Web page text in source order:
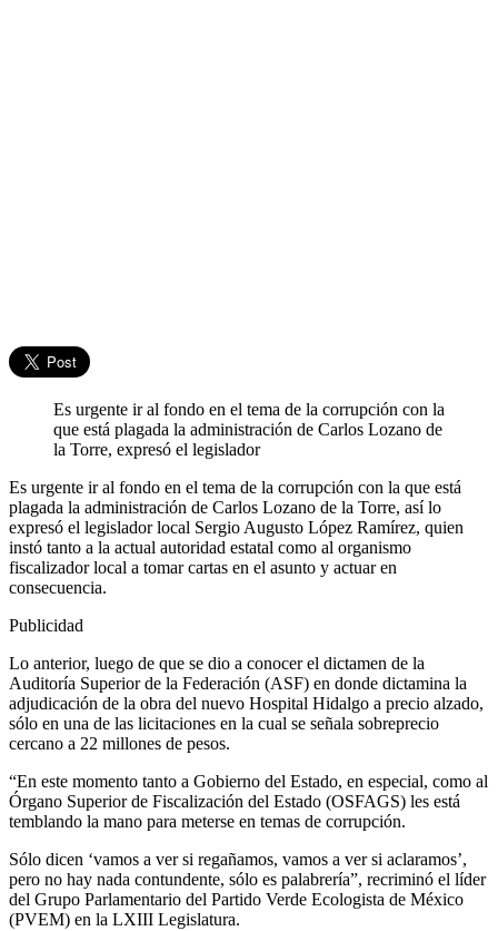
Es urgente ir al fondo en el tema de la corrupción con la
que está plagada la administración de Carlos Lozano de
la Torre, expresó el legislador
Es urgente ir al fondo en el tema de la corrupción con la que está
plagada la administración de Carlos Lozano de la Torre, así lo
expresó el legislador local Sergio Augusto López Ramírez, quien
instó tanto a la actual autoridad estatal como al organismo
fiscalizador local a tomar cartas en el asunto y actuar en
consecuencia.
Publicidad
Lo anterior, luego de que se dio a conocer el dictamen de la
Auditoría Superior de la Federación (ASF) en donde dictamina la
adjudicación de la obra del nuevo Hospital Hidalgo a precio alzado,
sólo en una de las licitaciones en la cual se señala sobreprecio
cercano a 22 millones de pesos.
“En este momento tanto a Gobierno del Estado, en especial, como al
Órgano Superior de Fiscalización del Estado (OSFAGS) les está
temblando la mano para meterse en temas de corrupción.
Sólo dicen ‘vamos a ver si regañamos, vamos a ver si aclaramos’,
pero no hay nada contundente, sólo es palabrería”, recriminó el líder
del Grupo Parlamentario del Partido Verde Ecologista de México
(PVEM) en la LXIII Legislatura.